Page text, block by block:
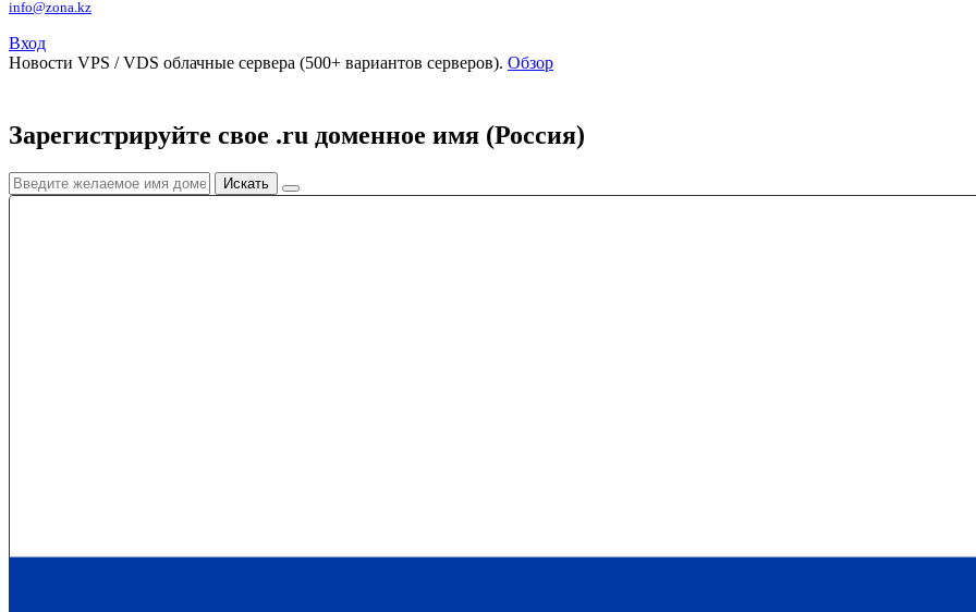
info@zona.kz
Вход
Новости VPS / VDS облачные сервера (500+ вариантов серверов). Обзор
Зарегистрируйте свое .ru доменное имя (Россия)